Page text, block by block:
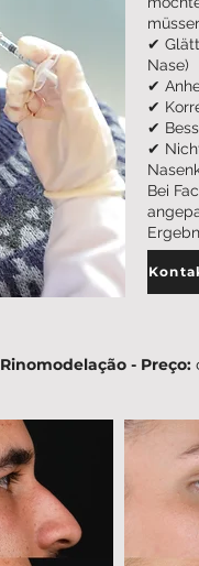
✔
Nase)
✔
✔
✔
✔
Bei
Rinomodelação - Preço: